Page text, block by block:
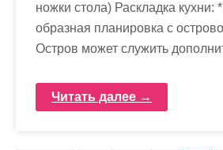
ножки стола) Раскладка кухни:
образная планировка с
Остров может служить
Читать далее →